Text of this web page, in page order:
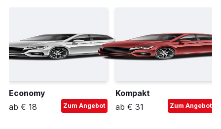
Economy
ab € 18
Zum Angebot
Kompakt
ab € 31
Zum Angebot